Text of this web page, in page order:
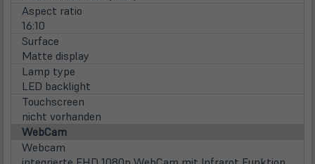
Aspect ratio
16:10
Surface
Matte display
Lamp type
LED backlight
Touchscreen
nicht vorhanden
WebCam
Webcam